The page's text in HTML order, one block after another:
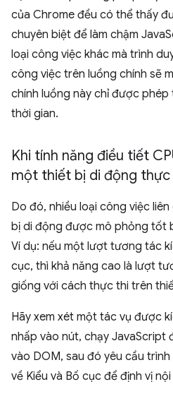
của Chrome đều có thể thấy
chuyên biệt để làm chậm
loại công việc khác mà trình
công việc trên luồng chính sẽ
chính luồng này chỉ được
thời gian.
Khi tính năng điều tiết
một thiết bị di động thực
Do đó, nhiều loại công việc
bị di động được mô phỏng tốt
Ví dụ: nếu một lượt tương tác
cục, thì khả năng cao là lượt
giống với cách thực thi trên
Hãy xem xét một tác vụ được
nhấp vào nút, chạy JavaScript
vào DOM, sau đó yêu cầu
về Kiểu và Bố cục để định vị